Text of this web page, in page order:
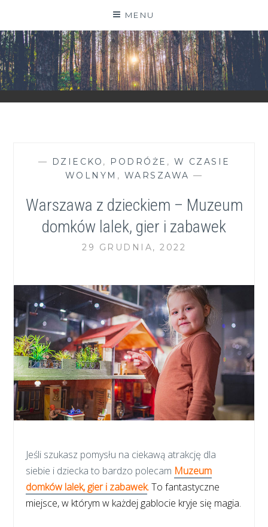
content
MENU
ZGRANESTADO.PL
FOTOGRAFICZNE ZAPISKI DNIA CODZIENNEGO
— DZIECKO , PODRÓŻE , W CZASIE
WOLNYM , WARSZAWA —
Warszawa z dzieckiem – Muzeum
domków lalek, gier i zabawek
29 GRUDNIA, 2022
Jeśli szukasz pomysłu na ciekawą atrakcję dla
siebie i dziecka to bardzo polecam Muzeum
domków lalek, gier i zabawek.To fantastyczne
miejsce, w którym w każdej gablocie kryje się magia.